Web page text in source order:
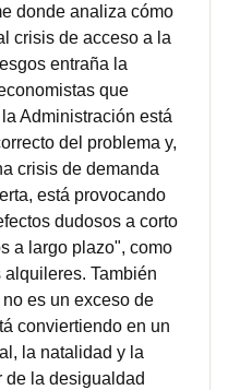
donde analiza cómo
crisis de acceso a la
entraña la
que
Administración está
del problema y,
crisis de demanda
está provocando
dudosos a corto
a largo plazo", como
También
es un exceso de
conviertiendo en un
la natalidad y la
de la desigualdad